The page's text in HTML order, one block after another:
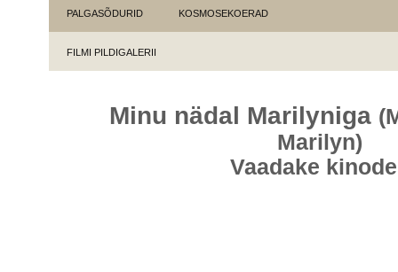
PALGASÕDURID KOSMOSEKOERAD
FILMI PILDIGALERII
Minu nädal Marilyniga
Marilyn)
Vaadake